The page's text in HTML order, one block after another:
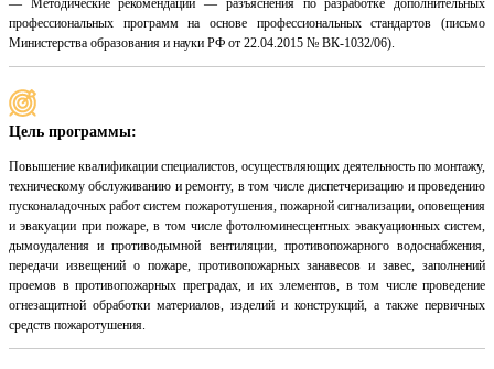
— Методические рекомендации — разъяснения по разработке дополнительных
профессиональных программ на основе профессиональных стандартов (письмо
Министерства образования и науки РФ от 22.04.2015 № ВК-1032/06).
Цель программы:
Повышение квалификации специалистов, осуществляющих деятельность по монтажу,
техническому обслуживанию и ремонту, в том числе диспетчеризацию и проведению
пусконаладочных работ систем пожаротушения, пожарной сигнализации, оповещения
и эвакуации при пожаре, в том числе фотолюминесцентных эвакуационных систем,
дымоудаления и противодымной вентиляции, противопожарного водоснабжения,
передачи извещений о пожаре, противопожарных занавесов и завес, заполнений
проемов в противопожарных преградах, и их элементов, в том числе проведение
огнезащитной обработки материалов, изделий и конструкций, а также первичных
средств пожаротушения.